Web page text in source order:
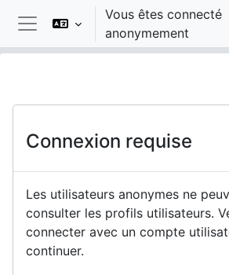
Passer au contenu principal
Panneau latéral
Vous êtes connecté
anonymement
Connexion requise
Les utilisateurs anonymes ne
consulter les profils utilisateurs.
connecter avec un compte
continuer.